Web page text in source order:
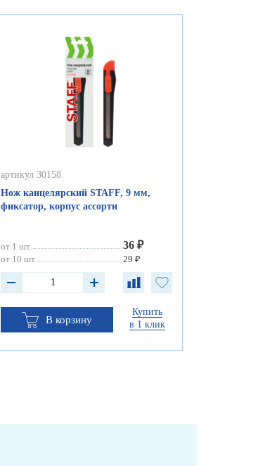
артикул 30158
Нож канцелярский STAFF, 9 мм,
фиксатор, корпус ассорти
от 1 шт. 36 ₽
от 10 шт. 29 ₽
В корзину
Купить
в 1 клик